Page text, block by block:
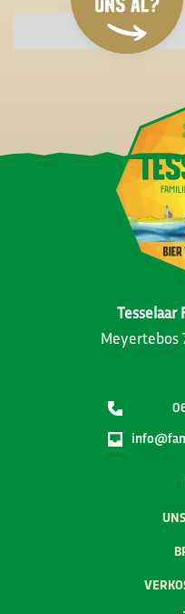
Tesselaar
Meyertebos